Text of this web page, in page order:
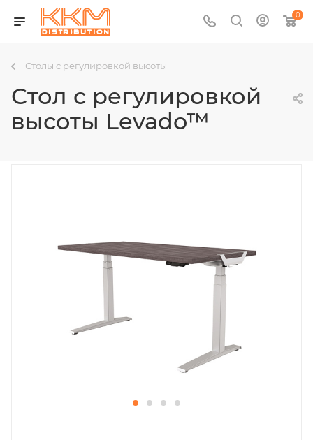
0
Столы с регулировкой высоты
Стол с регулировкой
высоты Levado™